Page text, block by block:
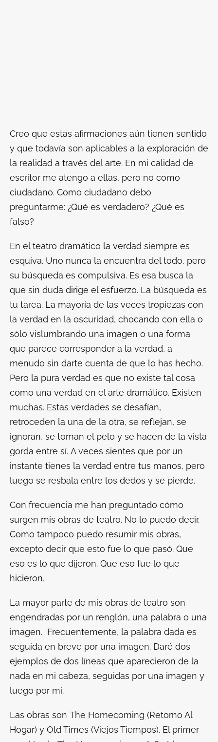
Creo que estas afirmaciones aún tienen sentido
y que todavía son aplicables a la exploración de
la realidad a través del arte. En mi calidad de
escritor me atengo a ellas, pero no como
ciudadano. Como ciudadano debo
preguntarme: ¿Qué es verdadero? ¿Qué es
falso?
En el teatro dramático la verdad siempre es
esquiva. Uno nunca la encuentra del todo, pero
su búsqueda es compulsiva. Es esa busca la
que sin duda dirige el esfuerzo. La búsqueda es
tu tarea. La mayoría de las veces tropiezas con
la verdad en la oscuridad, chocando con ella o
sólo vislumbrando una imagen o una forma
que parece corresponder a la verdad, a
menudo sin darte cuenta de que lo has hecho.
Pero la pura verdad es que no existe tal cosa
como una verdad en el arte dramático. Existen
muchas. Estas verdades se desafían,
retroceden la una de la otra, se reflejan, se
ignoran, se toman el pelo y se hacen de la vista
gorda entre sí. A veces sientes que por un
instante tienes la verdad entre tus manos, pero
luego se resbala entre los dedos y se pierde.
Con frecuencia me han preguntado cómo
surgen mis obras de teatro. No lo puedo decir.
Como tampoco puedo resumir mis obras,
excepto decir que esto fue lo que pasó. Que
eso es lo que dijeron. Que eso fue lo que
hicieron.
La mayor parte de mis obras de teatro son
engendradas por un renglón, una palabra o una
imagen. Frecuentemente, la palabra dada es
seguida en breve por una imagen. Daré dos
ejemplos de dos líneas que aparecieron de la
nada en mi cabeza, seguidas por una imagen y
luego por mí.
Las obras son The Homecoming (Retorno Al
Hogar) y Old Times (Viejos Tiempos). El primer